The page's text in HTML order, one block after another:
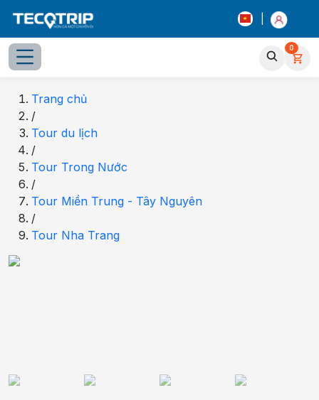
0
Trang chủ
/
Tour du lịch
/
Tour Trong Nước
/
Tour Miền Trung - Tây Nguyên
/
Tour Nha Trang